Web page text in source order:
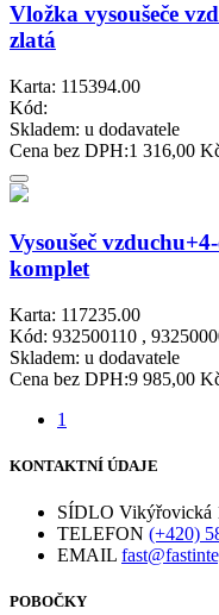
Vložka vysoušeče
zlatá
Karta: 115394.00
Kód:
Skladem: u dodavatele
Cena bez DPH:1 316,00
Vysoušeč
komplet
Karta: 117235.00
Kód: 932500110 ,
Skladem: u dodavatele
Cena bez DPH:9 985,00
1
KONTAKTNÍ ÚDAJE
SÍDLO Vikýřovická
TELEFON (+420)
EMAIL
POBOČKY